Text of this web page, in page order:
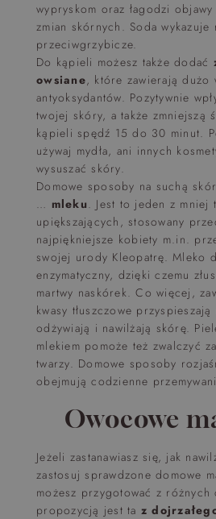
wypryskom oraz łagodzi
zmian skórnych. Soda wykazuje
przeciwgrzybicze.
Do kąpieli możesz także dodać
owsiane, które zawierają dużo
antyoksydantów. Pozytywnie
twojej skóry, a także zmniejszą
kąpieli spędź 15 do 30 minut.
używaj mydła, ani innych
wysuszać skóry.
Domowe sposoby na suchą
… mleku. Jest to jeden z mniej
upiększających, stosowany
najpiękniejsze kobiety m.in.
swojej urody Kleopatrę. Mleko
enzymatyczny, dzięki czemu
martwy naskórek. Co więcej,
kwasy tłuszczowe
odżywiają i nawilżają skórę.
mlekiem pomoże też zwalczyć
twarzy. Domowe sposoby
obejmują codzienne
Owocowe
Jeżeli zastanawiasz się, jak
zastosuj sprawdzone domowe
możesz przygotować z różnych
propozycją jest ta z